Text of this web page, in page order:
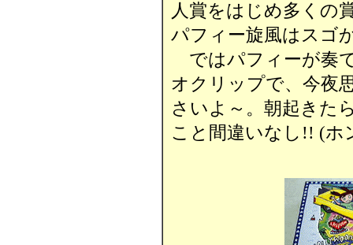
人賞をはじめ多くの
パフィー旋風はスゴ
ではパフィーが奏
オクリップで、今夜
さいよ～。朝起きた
こと間違いなし!! (ホ